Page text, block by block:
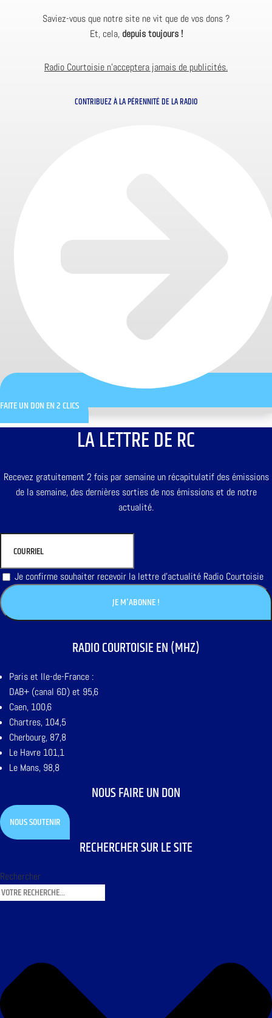
Saviez-vous que notre site ne vit que de vos dons ?
Et, cela, depuis toujours !
Radio Courtoisie n’acceptera jamais de publicités.
CONTRIBUEZ À LA PÉRENNITÉ DE LA RADIO
FAITE UN DON EN 2 CLICS
LA LETTRE DE RC
Recevez gratuitement 2 fois par semaine un récapitulatif des émissions
de la semaine, des dernières sorties de nos émissions et de notre
actualité.
Je confirme souhaiter recevoir la lettre d'actualité Radio Courtoisie
RADIO COURTOISIE EN (MHZ)
Paris et Ile-de-France :
DAB+ (canal 6D) et 95,6
Caen, 100,6
Chartres, 104,5
Cherbourg, 87,8
Le Havre 101,1
Le Mans, 98,8
NOUS FAIRE UN DON
NOUS SOUTENIR
RECHERCHER SUR LE SITE
Rechercher